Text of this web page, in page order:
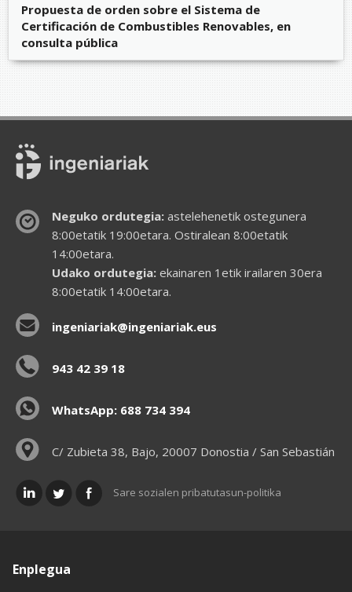
Propuesta de orden sobre el Sistema de
Certificación de Combustibles Renovables, en
consulta pública
Neguko ordutegia:astelehenetik ostegunera
8:00etatik 19:00etara. Ostiralean 8:00etatik
14:00etara.
Udako ordutegia:ekainaren 1etik irailaren 30era
8:00etatik 14:00etara.
ingeniariak@ingeniariak.eus
943 42 39 18
WhatsApp: 688 734 394
C/ Zubieta 38, Bajo, 20007 Donostia / San Sebastián
Sare sozialen pribatutasun-politika
Enplegua